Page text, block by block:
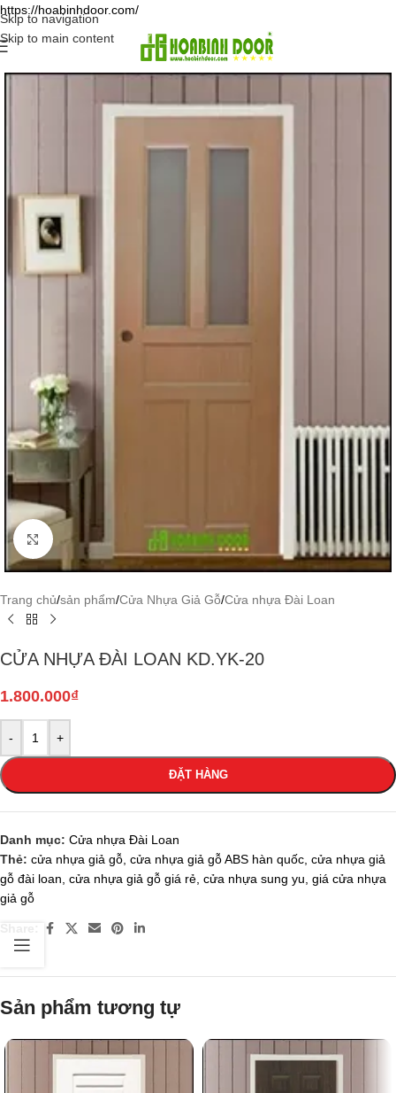
https://hoabinhdoor.com/
Skip to navigation
Skip to main content
Click to enlarge
Trang chủ/sản phẩm/Cửa Nhựa Giả Gỗ/Cửa nhựa Đài Loan
CỬA NHỰA ĐÀI LOAN KD.YK-20
1.800.000₫
- +
ĐẶT HÀNG
Danh mục: Cửa nhựa Đài Loan
Thẻ: cửa nhựa giả gỗ cửa nhựa giả gỗ ABS hàn quốc cửa nhựa giả
gỗ đài loan cửa nhựa giả gỗ giá rẻ cửa nhựa sung yu giá cửa nhựa
giả gỗ
Sản phẩm tương tự